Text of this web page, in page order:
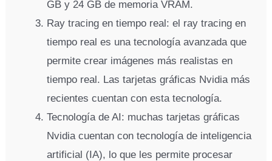
GB y 24 GB de memoria VRAM.
Ray tracing en tiempo real: el ray tracing en
tiempo real es una tecnología avanzada que
permite crear imágenes más realistas en
tiempo real. Las tarjetas gráficas Nvidia más
recientes cuentan con esta tecnología.
Tecnología de AI: muchas tarjetas gráficas
Nvidia cuentan con tecnología de inteligencia
artificial (IA), lo que les permite procesar